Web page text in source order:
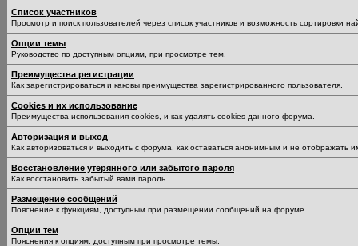
Список участников
Просмотр и поиск пользователей через список участников и возможность сортировки
Опции темы
Руководство по доступным опциям, при просмотре тем.
Преимущества регистрации
Как зарегистрироваться и каковы преимущества зарегистрированного пользователя.
Cookies и их использование
Преимущества использования cookies, и как удалять cookies данного форума.
Авторизация и выход
Как авторизоваться и выходить с форума, как оставаться анонимным и не отображать
Восстановление утерянного или забытого пароля
Как восстановить забытый вами пароль.
Размещение сообщений
Пояснение к функциям, доступным при размещении сообщений на форуме.
Опции тем
Пояснения к опциям, доступным при просмотре темы.